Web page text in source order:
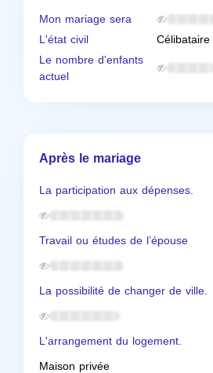
Mon mariage sera
L'état civil
Célibataire
Le nombre d'enfants
actuel
Après le mariage
La participation aux dépenses.
Travail ou études de l’épouse
La possibilité de changer de ville.
L'arrangement du logement.
Maison privée